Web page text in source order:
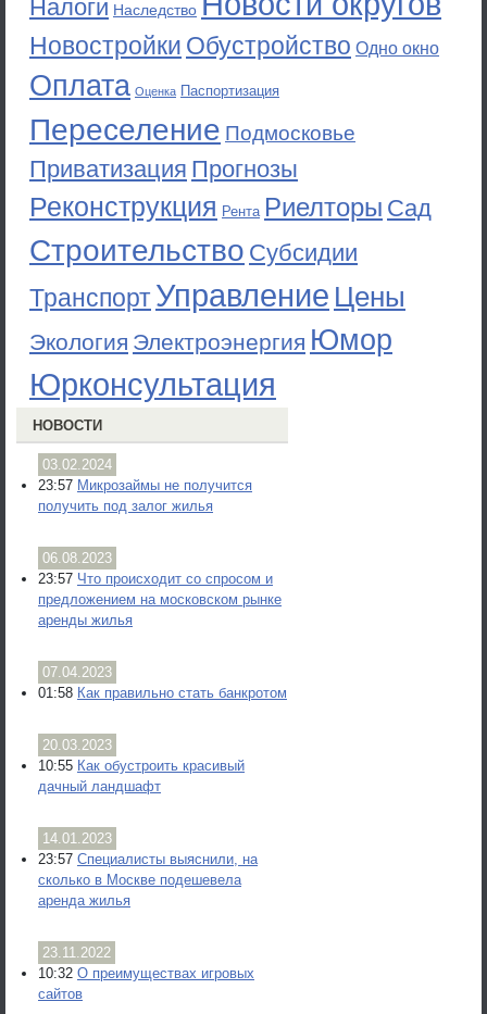
Налоги Наследство
Новостройки Обустройство Одно окно
Оплата Оценка Паспортизация
Переселение Подмосковье
Приватизация Прогнозы
Реконструкция Рента Риелторы Сад
Строительство Субсидии
ТранспортУправление Цены
Экология Электроэнергия Юмор
Юрконсультация
НОВОСТИ
03.02.2024
23:57 Микрозаймы не получится
получить под залог жилья
06.08.2023
23:57 Что происходит со спросом и
предложением на московском рынке
аренды жилья
07.04.2023
01:58 Как правильно стать банкротом
20.03.2023
10:55 Как обустроить красивый
дачный ландшафт
14.01.2023
23:57 Специалисты выяснили, на
сколько в Москве подешевела
аренда жилья
23.11.2022
10:32 О преимуществах игровых
сайтов